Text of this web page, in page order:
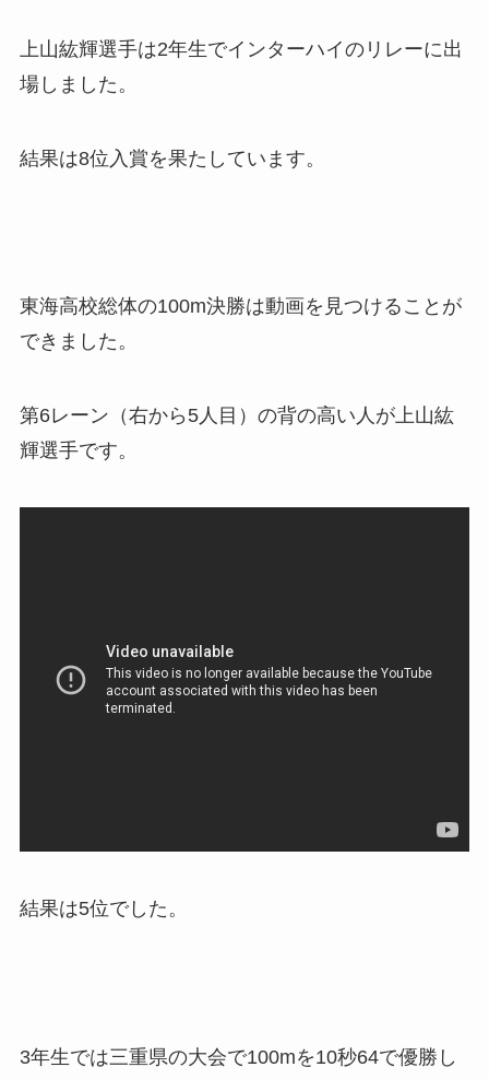
上山紘輝選手は2年生でインターハイのリレーに出
場しました。
結果は8位入賞を果たしています。
東海高校総体の100m決勝は動画を見つけることが
できました。
第6レーン（右から5人目）の背の高い人が上山紘
輝選手です。
結果は5位でした。
3年生では三重県の大会で100mを10秒64で優勝し